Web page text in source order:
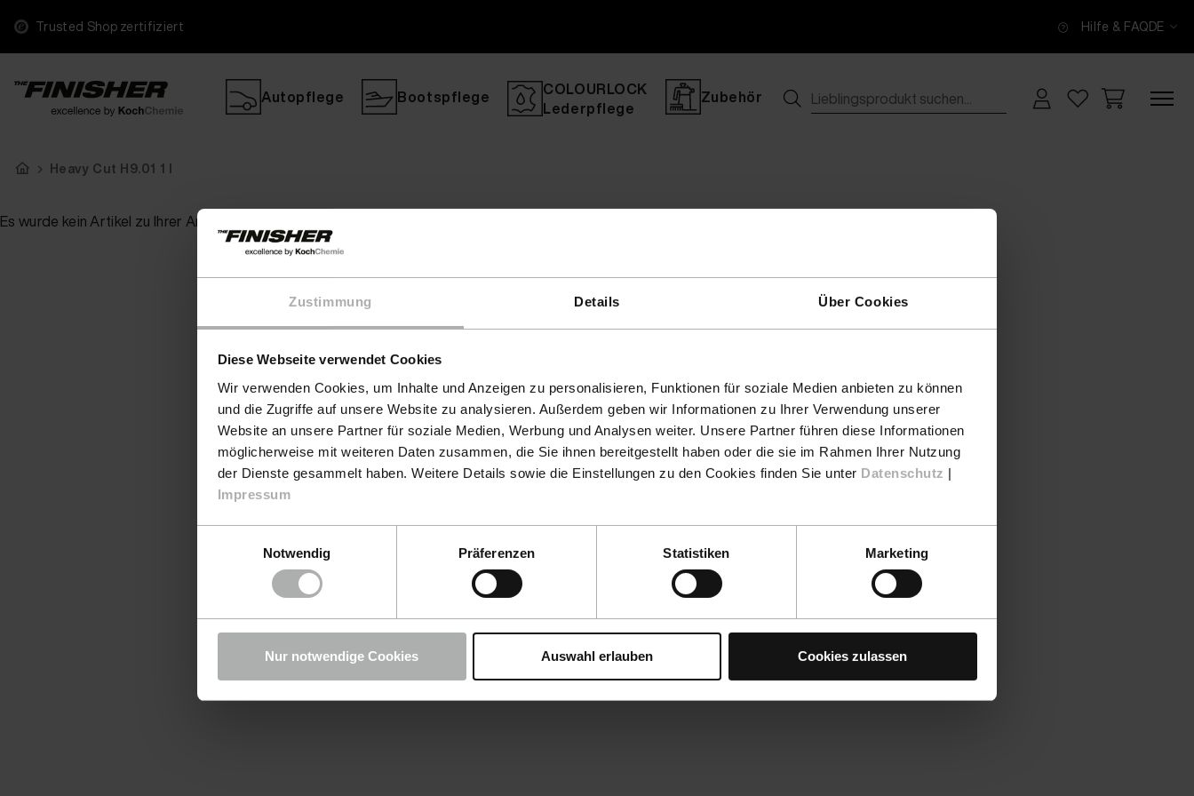
Zustimmung Details Über Cookies
Diese Webseite verwendet Cookies
Wir verwenden Cookies, um Inhalte und Anzeigen zu personalisieren, Funktionen für soziale Medien anbieten zu können
und die Zugriffe auf unsere Website zu analysieren. Außerdem geben wir Informationen zu Ihrer Verwendung unserer
Website an unsere Partner für soziale Medien, Werbung und Analysen weiter. Unsere Partner führen diese Informationen
möglicherweise mit weiteren Daten zusammen, die Sie ihnen bereitgestellt haben oder die sie im Rahmen Ihrer Nutzung
der Dienste gesammelt haben. Weitere Details sowie die Einstellungen zu den Cookies finden Sie unter Datenschutz |
Impressum
Notwendig
Präferenzen Statistiken Marketing
Nur notwendige Cookies Auswahl erlauben Cookies zulassen
Trusted Shop zertifiziert Hilfe & FAQDE
Autopflege Bootspflege
COLOURLOCK
Lederpflege
Zubehör
Heavy Cut H9.01 1 l
Es wurde kein Artikel zu Ihrer Anfrage gefunden